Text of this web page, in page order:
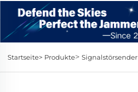
Startseite> Produkte> Signalstörsender